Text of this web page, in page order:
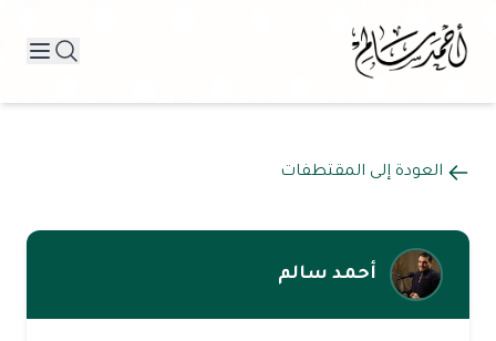
العودة إلى المقتطفات
أحمد سالم